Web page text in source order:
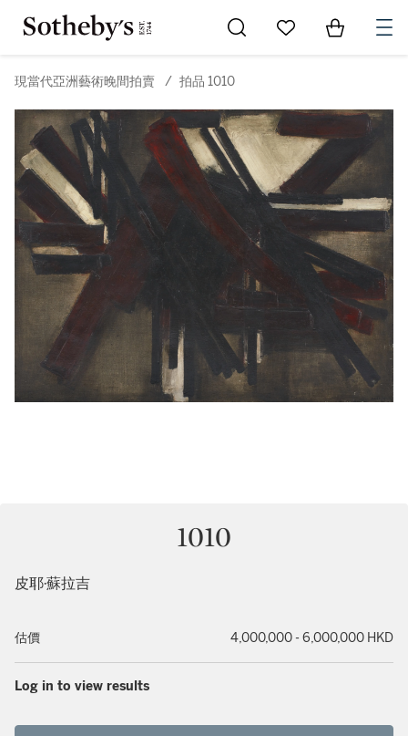
Go to My Favorites
Items in
現當代亞洲藝術晚間拍賣 / 拍品 1010
1010
皮耶·蘇拉吉
估價 4,000,000 - 6,000,000 HKD
Log in to view results